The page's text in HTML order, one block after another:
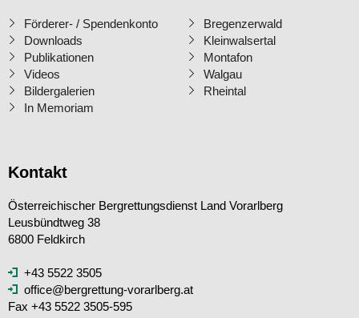
Förderer- / Spendenkonto
Downloads
Publikationen
Videos
Bildergalerien
In Memoriam
Bregenzerwald
Kleinwalsertal
Montafon
Walgau
Rheintal
Kontakt
Österreichischer Bergrettungsdienst Land Vorarlberg
Leusbündtweg 38
6800 Feldkirch
+43 5522 3505
office@bergrettung-vorarlberg.at
Fax +43 5522 3505-595